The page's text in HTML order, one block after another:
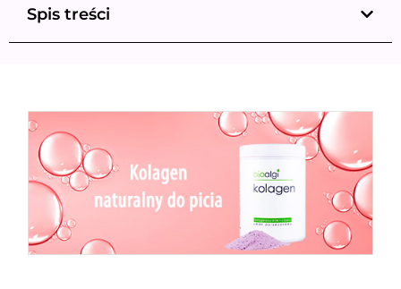
Spis treści